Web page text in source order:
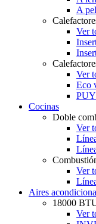
A
Ver
Ver
Eco
Cocinas
Doble
Ver
Ver
Aires
18000
Ver